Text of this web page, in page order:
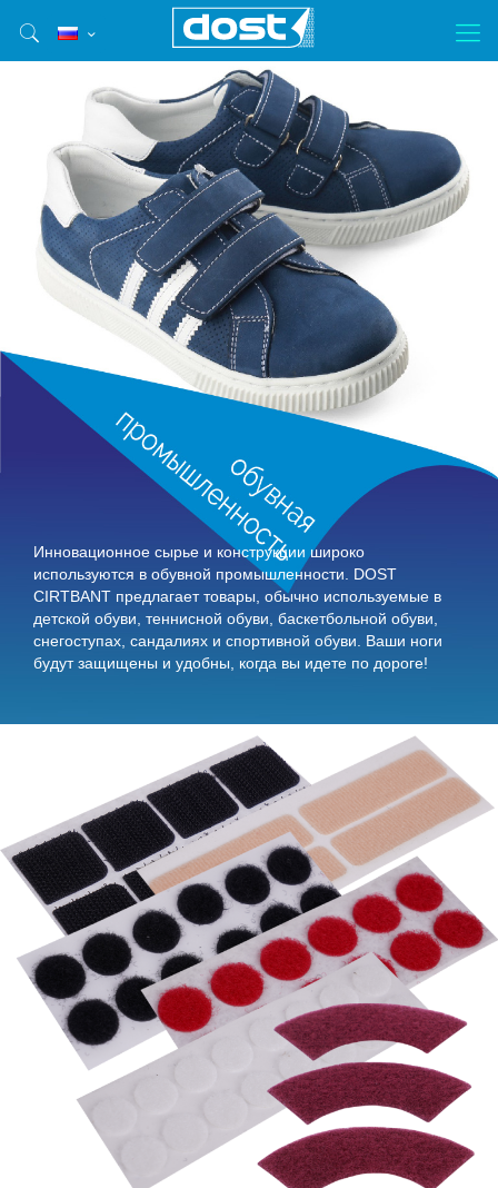
Инновационное сырье и конструкции широко
используются в обувной промышленности. DOST
CIRTBANT предлагает товары, обычно используемые в
детской обуви, теннисной обуви, баскетбольной обуви,
снегоступах, сандалиях и спортивной обуви. Ваши ноги
будут защищены и удобны, когда вы идете по дороге!
Инновационное сырье и конструкции широко
используются в обувной промышленности. DOST
CIRTBANT предлагает товары, обычно используемые в
детской обуви, теннисной обуви, баскетбольной обуви,
снегоступах, сандалиях и спортивной обуви. Ваши ноги
будут защищены и удобны, когда вы идете по дороге!
Монеты, Die Cut или Kiss Cut Продукты